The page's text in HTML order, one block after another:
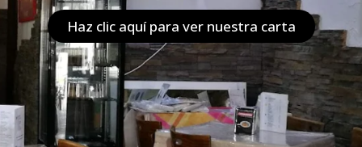
Haz clic aquí para ver nuestra carta